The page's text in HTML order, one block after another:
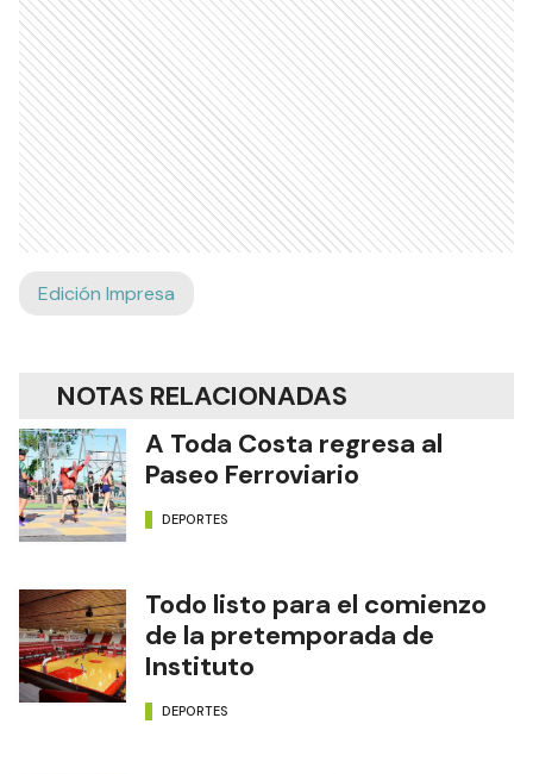
Edición Impresa
NOTAS RELACIONADAS
A Toda Costa regresa al
Paseo Ferroviario
DEPORTES
Todo listo para el comienzo
de la pretemporada de
Instituto
DEPORTES